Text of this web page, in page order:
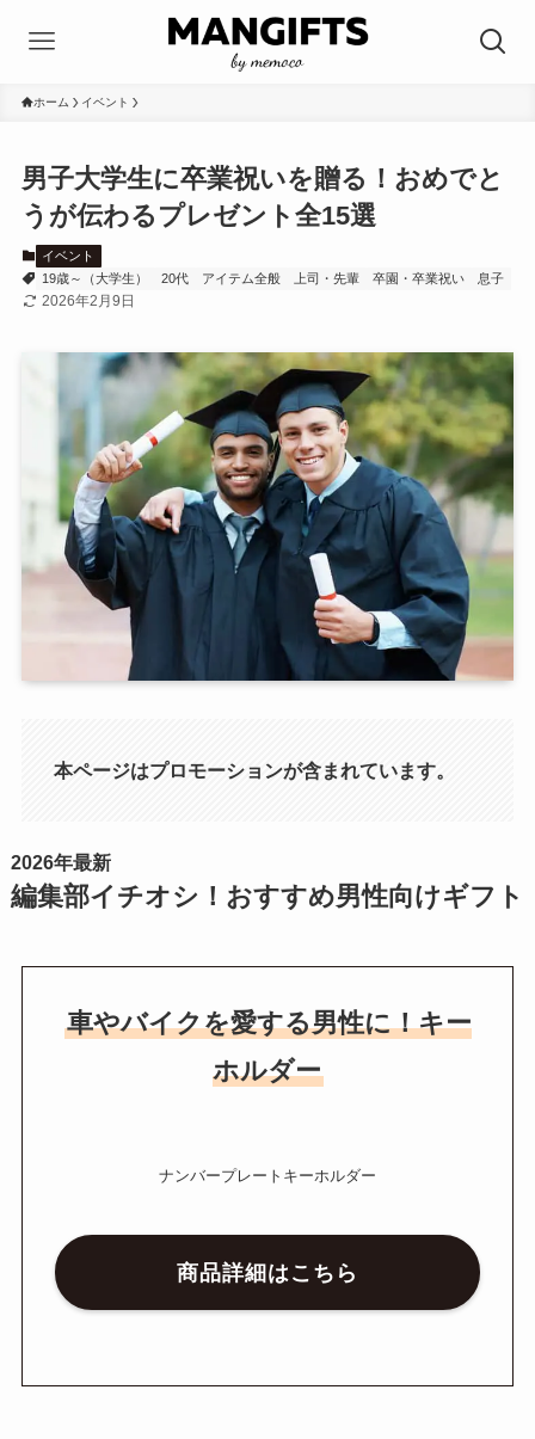
ホーム イベント
男子大学生に卒業祝いを贈る！おめでと
うが伝わるプレゼント全15選
イベント
19歳～（大学生）
20代 アイテム全般 上司・先輩 卒園・卒業祝い 息子
2026年2月9日
本ページはプロモーションが含まれています。
2026年最新
編集部イチオシ！おすすめ男性向けギフト
車やバイクを愛する男性に！キー
ホルダー
ナンバープレートキーホルダー
商品詳細はこちら